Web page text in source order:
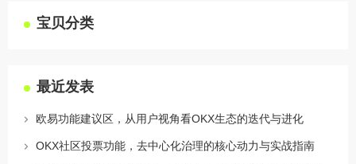
宝贝分类
最近发表
欧易功能建议区，从用户视角看OKX生态的迭代与进化
OKX社区投票功能，去中心化治理的核心动力与实战指南